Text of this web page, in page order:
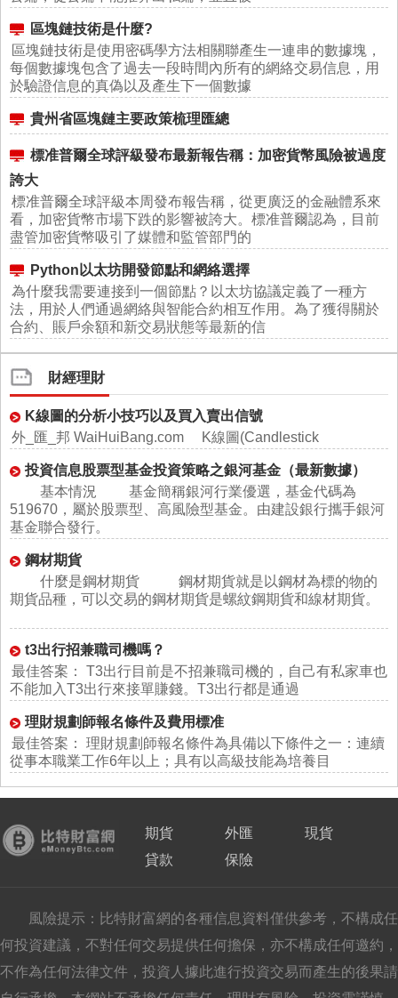
區塊鏈技術是什麼?
區塊鏈技術是使用密碼學方法相關聯產生一連串的數據塊，
每個數據塊包含了過去一段時間內所有的網絡交易信息，用
於驗證信息的真偽以及產生下一個數據
貴州省區塊鏈主要政策梳理匯總
標准普爾全球評級發布最新報告稱：加密貨幣風險被過度
誇大
標准普爾全球評級本周發布報告稱，從更廣泛的金融體系來
看，加密貨幣市場下跌的影響被誇大。標准普爾認為，目前
盡管加密貨幣吸引了媒體和監管部門的
Python以太坊開發節點和網絡選擇
為什麼我需要連接到一個節點？以太坊協議定義了一種方
法，用於人們通過網絡與智能合約相互作用。為了獲得關於
合約、賬戶余額和新交易狀態等最新的信
財經理財
K線圖的分析小技巧以及買入賣出信號
外_匯_邦 WaiHuiBang.com K線圖(Candlestick
投資信息股票型基金投資策略之銀河基金（最新數據）
基本情況 基金簡稱銀河行業優選，基金代碼為
519670，屬於股票型、高風險型基金。由建設銀行攜手銀河
基金聯合發行。
鋼材期貨
什麼是鋼材期貨 鋼材期貨就是以鋼材為標的物的
期貨品種，可以交易的鋼材期貨是螺紋鋼期貨和線材期貨。
t3出行招兼職司機嗎？
最佳答案： T3出行目前是不招兼職司機的，自己有私家車也
不能加入T3出行來接單賺錢。T3出行都是通過
理財規劃師報名條件及費用標准
最佳答案： 理財規劃師報名條件為具備以下條件之一：連續
從事本職業工作6年以上；具有以高級技能為培養目
期貨 外匯
現貨
貸款
保險
風險提示：比特財富網的各種信息資料僅供參考，不構成任
何投資建議，不對任何交易提供任何擔保，亦不構成任何邀約，
不作為任何法律文件，投資人據此進行投資交易而產生的後果請